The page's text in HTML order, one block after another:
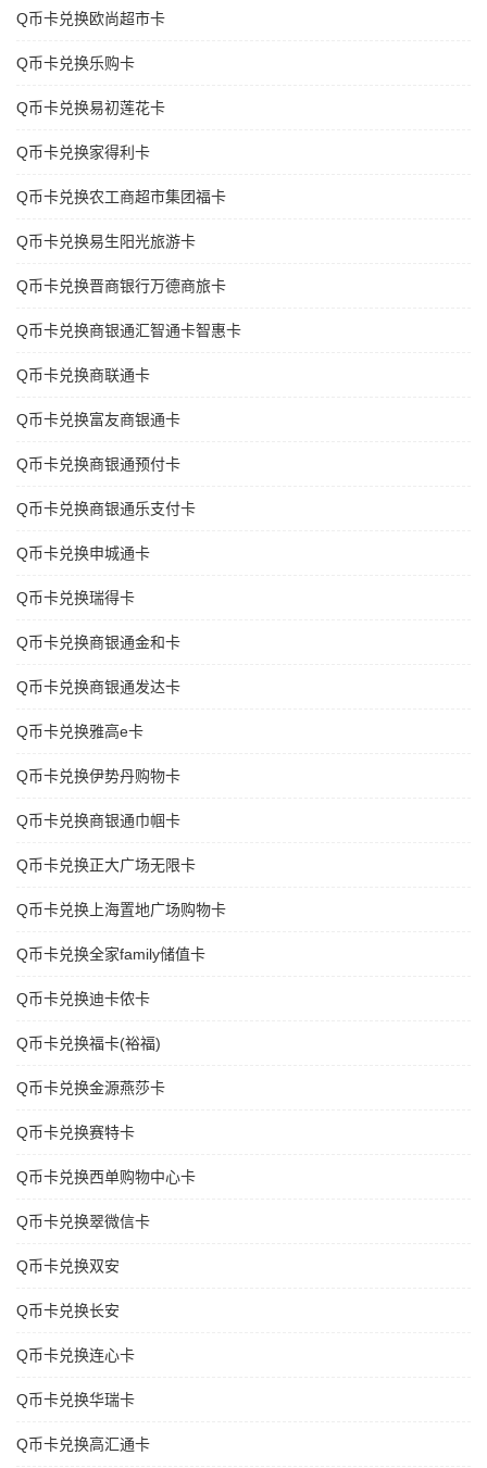
Q币卡兑换欧尚超市卡
Q币卡兑换乐购卡
Q币卡兑换易初莲花卡
Q币卡兑换家得利卡
Q币卡兑换农工商超市集团福卡
Q币卡兑换易生阳光旅游卡
Q币卡兑换晋商银行万德商旅卡
Q币卡兑换商银通汇智通卡智惠卡
Q币卡兑换商联通卡
Q币卡兑换富友商银通卡
Q币卡兑换商银通预付卡
Q币卡兑换商银通乐支付卡
Q币卡兑换申城通卡
Q币卡兑换瑞得卡
Q币卡兑换商银通金和卡
Q币卡兑换商银通发达卡
Q币卡兑换雅高e卡
Q币卡兑换伊势丹购物卡
Q币卡兑换商银通巾帼卡
Q币卡兑换正大广场无限卡
Q币卡兑换上海置地广场购物卡
Q币卡兑换全家family储值卡
Q币卡兑换迪卡侬卡
Q币卡兑换福卡(裕福)
Q币卡兑换金源燕莎卡
Q币卡兑换赛特卡
Q币卡兑换西单购物中心卡
Q币卡兑换翠微信卡
Q币卡兑换双安
Q币卡兑换长安
Q币卡兑换连心卡
Q币卡兑换华瑞卡
Q币卡兑换高汇通卡